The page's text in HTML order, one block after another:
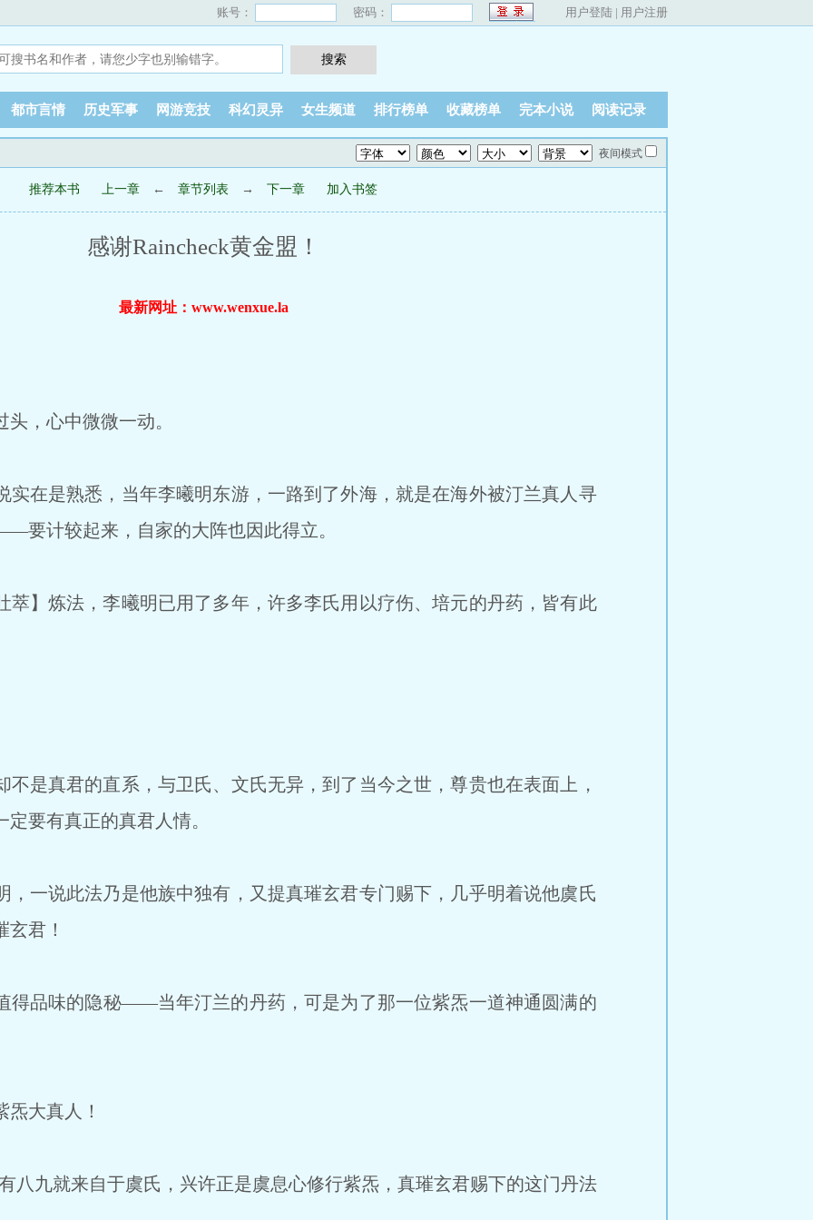
账号： 密码： 用户登陆 | 用户注册
都市言情 历史军事 网游竞技 科幻灵异 女生频道 排行榜单 收藏榜单 完本小说 阅读记录
夜间模式
推荐本书 上一章 ← 章节列表 → 下一章 加入书签
感谢Raincheck黄金盟！
最新网址：www.wenxue.la
，心中微微一动。
在是熟悉，当年李曦明东游，一路到了外海，就是在海外被汀兰真人寻
要计较起来，自家的大阵也因此得立。
】炼法，李曦明已用了多年，许多李氏用以疗伤、培元的丹药，皆有此
是真君的直系，与卫氏、文氏无异，到了当今之世，尊贵也在表面上，
要有真正的真君人情。
一说此法乃是他族中独有，又提真璀玄君专门赐下，几乎明着说他虞氏
君！
品味的隐秘——当年汀兰的丹药，可是为了那一位紫炁一道神通圆满的
大真人！
九就来自于虞氏，兴许正是虞息心修行紫炁，真璀玄君赐下的这门丹法